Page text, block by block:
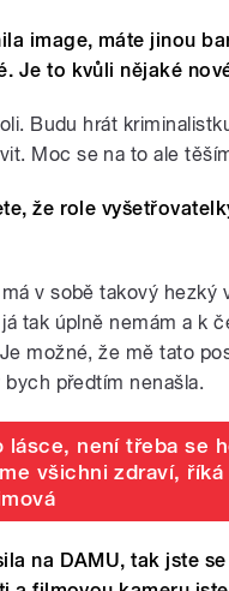
image, máte jinou
Je to kvůli nějaké
Budu hrát
Moc se na to ale
že role
v sobě takový hezký
tak úplně nemám a k
možné, že mě tato
předtím nenašla.
lásce, není třeba se
všichni zdraví,
na DAMU, tak jste